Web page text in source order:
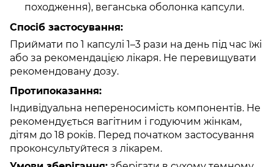
походження), веганська оболонка капсули.
Спосіб застосування:
Приймати по 1 капсулі 1–3 рази на день під час їжі
або за рекомендацією лікаря. Не перевищувати
рекомендовану дозу.
Протипоказання:
Індивідуальна непереносимість компонентів. Не
рекомендується вагітним і годуючим жінкам,
дітям до 18 років. Перед початком застосування
проконсультуйтеся з лікарем.